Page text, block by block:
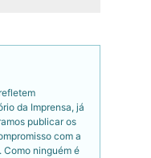
da Imprensa, já
publicar os
com a
ninguém é